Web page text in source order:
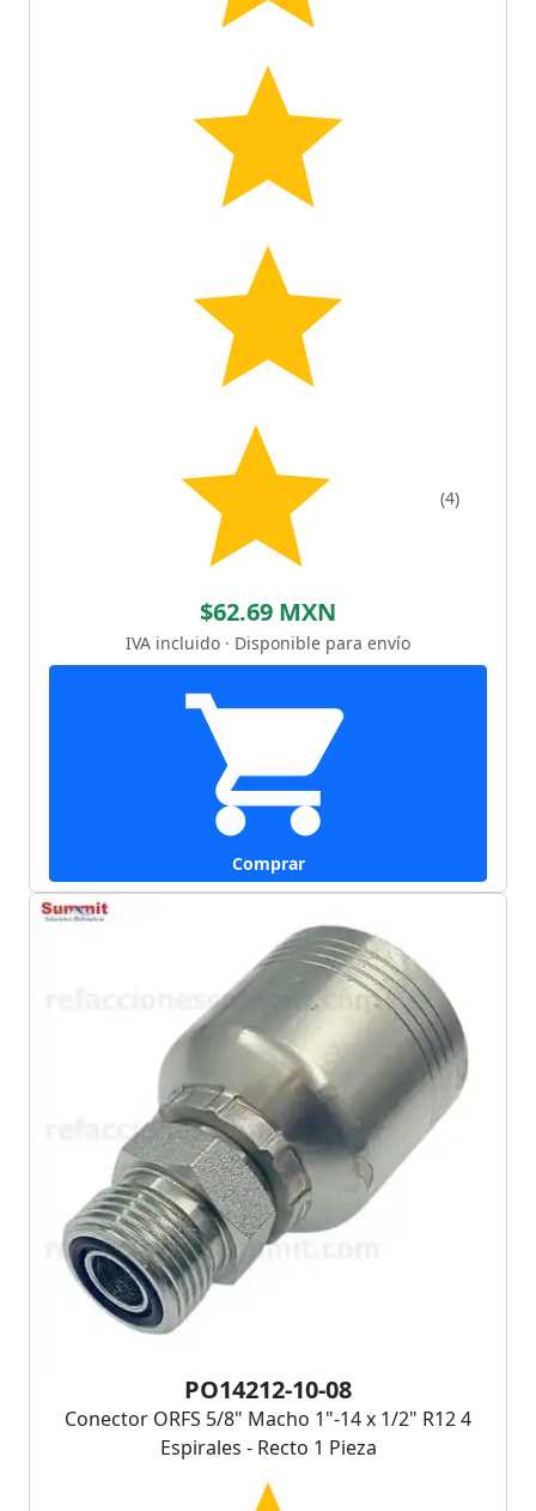
(4)
$62.69 MXN
IVA incluido · Disponible para envío
Comprar
PO14212-10-08
Conector ORFS 5/8" Macho 1"-14 x 1/2" R12 4
Espirales - Recto 1 Pieza